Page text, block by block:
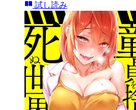
試し読み